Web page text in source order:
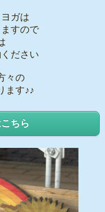
ガは
すので
ださい
々の
ます♪♪
ちら